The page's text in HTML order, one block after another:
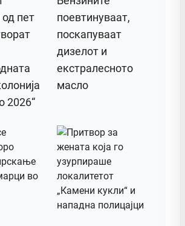
пет
2026“
поевтинуваат,
поскапуваат
дизелот и
екстралесното
масло